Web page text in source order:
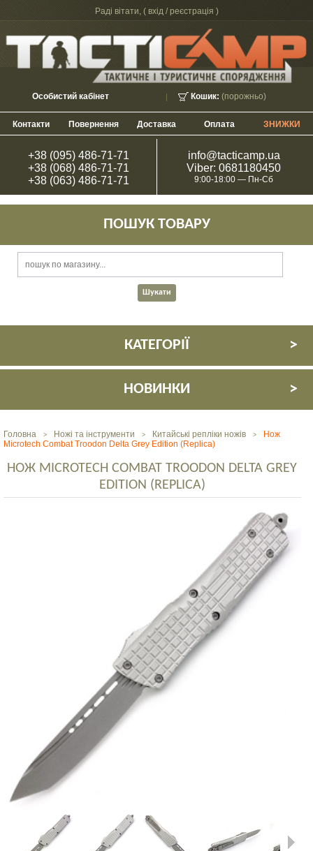
Раді вітати, ( вхід / реєстрація )
Кошик: (порожньо)
Особистий кабінет
Контакти Повернення Доставка Оплата ЗНИЖКИ
+38 (095) 486-71-71
+38 (068) 486-71-71
+38 (063) 486-71-71
info@tacticamp.ua
Viber: 0681180450
9:00-18:00 — Пн-Сб
ПОШУК ТОВАРУ
КАТЕГОРІЇ
НОВИНКИ
Головна > Ножі та інструменти > Китайські репліки ножів >
Нож
Microtech Combat Troodon Delta Grey Edition (Replica)
НОЖ MICROTECH COMBAT TROODON DELTA GREY
EDITION (REPLICA)